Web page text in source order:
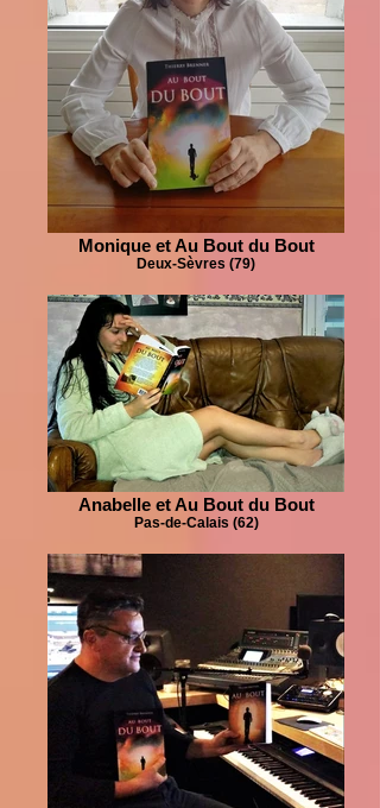
Monique et Au Bout du Bout
Deux-Sèvres (79)
Anabelle et Au Bout du Bout
Pas-de-Calais (62)